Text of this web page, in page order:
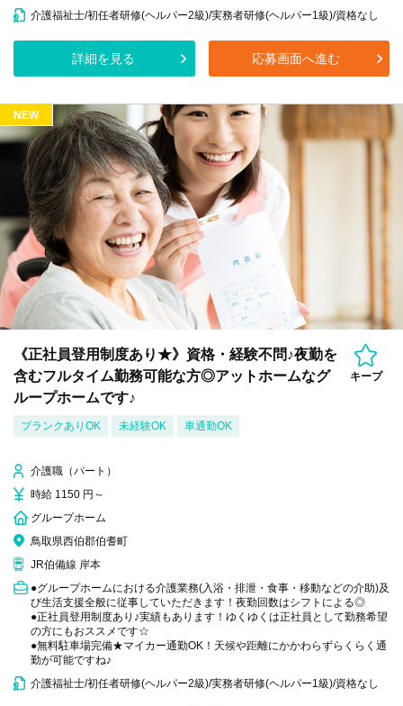
介護福祉士/初任者研修(ヘルパー2級)/実務者研修(ヘルパー1級)/資格なし
詳細を見る 応募画面へ進む
NEW
《正社員登用制度あり★》資格・経験不問♪夜勤を
含むフルタイム勤務可能な方◎アットホームなグ
ループホームです♪
キープ
ブランクありOK 未経験OK 車通勤OK
介護職（パート）
時給 1150 円～
グループホーム
鳥取県西伯郡伯耆町
JR伯備線 岸本
●グループホームにおける介護業務(入浴・排泄・食事・移動などの介助)及
び生活支援全般に従事していただきます！夜勤回数はシフトによる◎
●正社員登用制度あり♪実績もあります！ゆくゆくは正社員として勤務希望
の方にもおススメです☆
●無料駐車場完備★マイカー通勤OK！天候や距離にかかわらずらくらく通
勤が可能ですね♪
介護福祉士/初任者研修(ヘルパー2級)/実務者研修(ヘルパー1級)/資格なし